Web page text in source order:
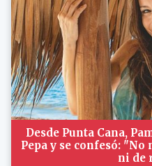
Desde Punta Cana,
Pepa y se confesó:
ni de